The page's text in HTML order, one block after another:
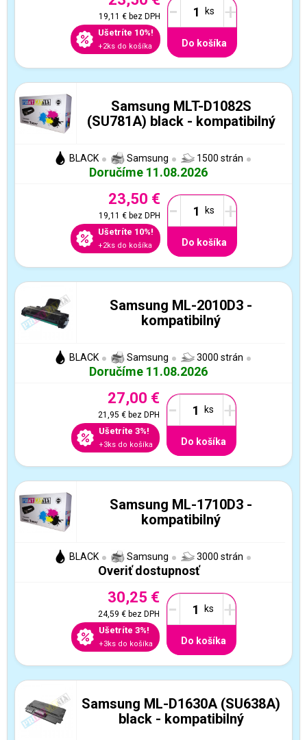
19,11 €bez DPH
Ušetríte 10%!
+2ks do košíka
- +
Do košíka
Samsung MLT-D1082S
(SU781A) black - kompatibilný
BLACK Samsung 1500 strán
Doručíme 11.08.2026
23,50 €
19,11 €bez DPH
Ušetríte 10%!
+2ks do košíka
- +
Do košíka
Samsung ML-2010D3 -
kompatibilný
BLACK Samsung 3000 strán
Doručíme 11.08.2026
27,00 €
21,95 €bez DPH
Ušetríte 3%!
+3ks do košíka
- +
Do košíka
Samsung ML-1710D3 -
kompatibilný
BLACK Samsung 3000 strán
Overiť dostupnosť
30,25 €
24,59 €bez DPH
Ušetríte 3%!
+3ks do košíka
- +
Do košíka
Samsung ML-D1630A (SU638A)
black - kompatibilný